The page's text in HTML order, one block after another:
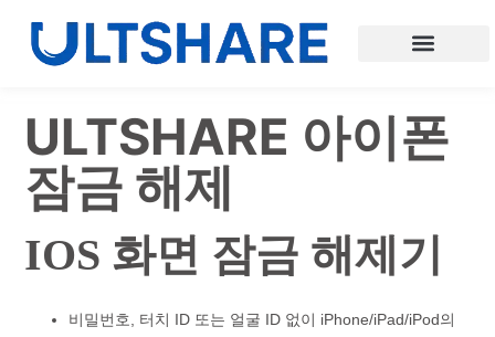
ULTSHARE 아이폰
잠금 해제
IOS 화면 잠금 해제기
비밀번호, 터치 ID 또는 얼굴 ID 없이 iPhone/iPad/iPod의